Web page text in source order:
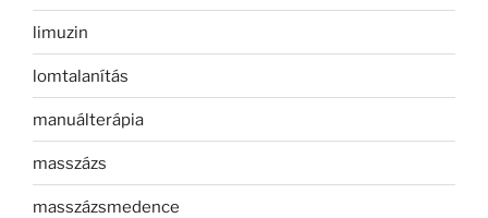
limuzin
lomtalanítás
manuálterápia
masszázs
masszázsmedence